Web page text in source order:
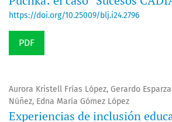
https://doi.org/10.25009/blj.i24.2796
PDF
Aurora Kristell Frías López, Gerardo Esparza
Núñez, Edna María Gómez López
Experiencias de inclusión